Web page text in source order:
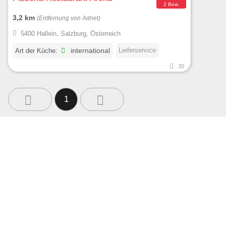
2 Bew.
3,2 km (Entfernung von Adnet)
5400 Hallein, Salzburg, Österreich
Art der Küche: international Lieferservice
30
1